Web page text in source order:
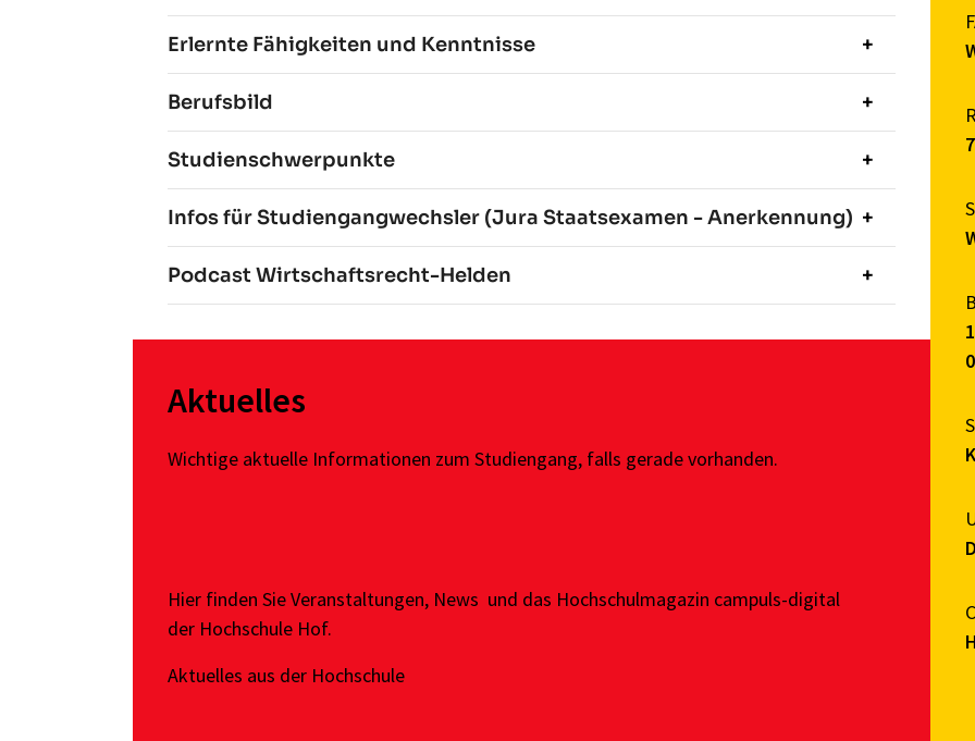
Erlernte Fähigkeiten und Kenntnisse
Berufsbild
Studienschwerpunkte
Infos für Studiengangwechsler (Jura Staatsexamen - Anerkennung)
Podcast Wirtschaftsrecht-Helden
Aktuelles
Wichtige aktuelle Informationen zum Studiengang, falls gerade vorhanden.
Hier finden Sie Veranstaltungen, News und das Hochschulmagazin campuls-digital
der Hochschule Hof.
Aktuelles aus der Hochschule